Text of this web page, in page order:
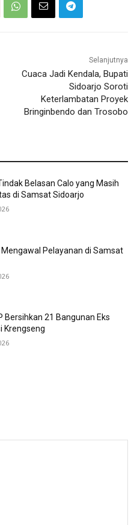
Selanjutnya
Cuaca Jadi Kendala, Bupati
Sidoarjo Soroti
Keterlambatan Proyek
Bringinbendo dan Trosobo
Belasan Calo yang Masih
di Samsat Sidoarjo
Pelayanan di Samsat
Bersihkan 21 Bangunan Eks
Krengseng